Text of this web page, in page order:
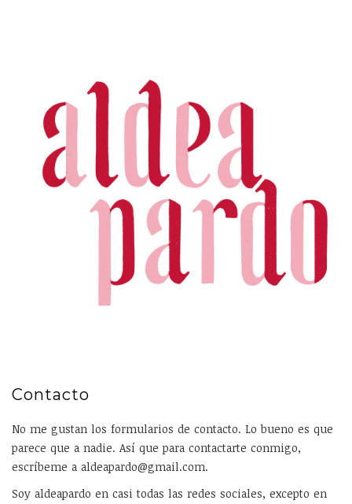
Contacto
No me gustan los formularios de contacto. Lo bueno es que
parece que a nadie. Así que para contactarte conmigo,
escríbeme a aldeapardo@gmail.com.
Soy aldeapardo en casi todas las redes sociales, excepto en